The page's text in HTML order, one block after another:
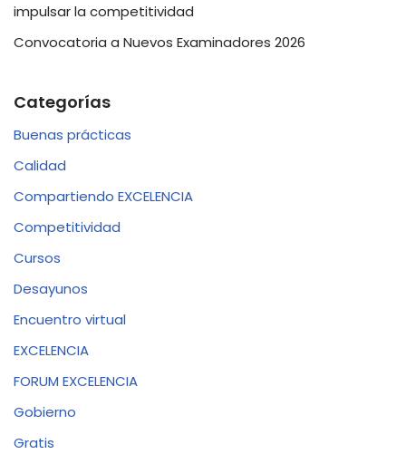
impulsar la competitividad
Convocatoria a Nuevos Examinadores 2026
Categorías
Buenas prácticas
Calidad
Compartiendo EXCELENCIA
Competitividad
Cursos
Desayunos
Encuentro virtual
EXCELENCIA
FORUM EXCELENCIA
Gobierno
Gratis